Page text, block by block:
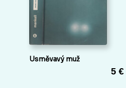
Usměvavý muž
5 €